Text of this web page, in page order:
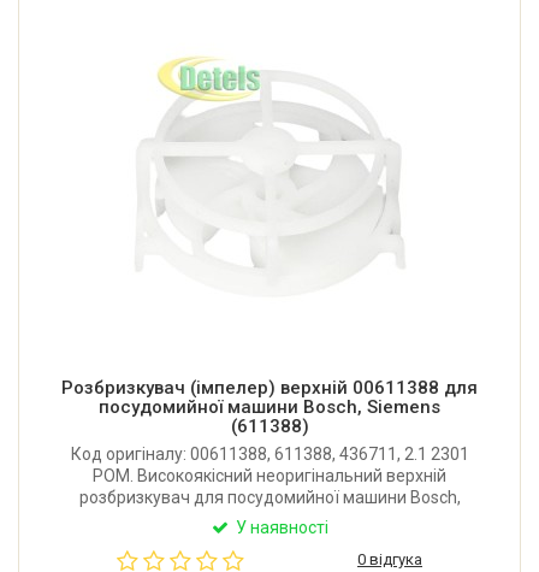
Розбризкувач (імпелер) верхній 00611388 для
посудомийної машини Bosch, Siemens
(611388)
Код оригіналу: 00611388, 611388, 436711, 2.1 2301
POM. Високоякісний неоригінальний верхній
розбризкувач для посудомийної машини Bosch,
Siemens, Neff, Constructa, Blaupunkt, Zelmer,
У наявності
0 відгука